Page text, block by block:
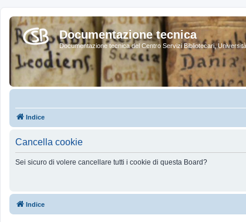
Documentazione tecnica
Documentazione tecnica del Centro Servizi Bibliotecari,
Indice
Cancella cookie
Sei sicuro di volere cancellare tutti i cookie di questa Board?
Indice